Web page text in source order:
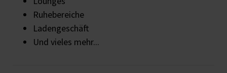
Ruhebereiche
Ladengeschäft
Und vieles mehr...